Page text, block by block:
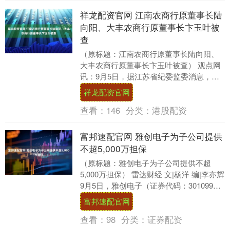
祥龙配资官网 江南农商行原董事长陆
向阳、大丰农商行原董事长卞玉叶被
查
（原标题：江南农商行原董事长陆向阳、
大丰农商行原董事长卞玉叶被查） 观点网
讯：9月5日，据江苏省纪委监委消息，江
南农村商业银行原党委书记、董事长陆向
阳，大丰农村....
祥龙配资官网
查看： 146 分类： 港股配资
富邦速配官网 雅创电子为子公司提供
不超5,000万担保
（原标题：雅创电子为子公司提供不超
5,000万担保） 雷达财经 文|杨洋 编|李亦辉
9月5日，雅创电子（证券代码：301099）
发布公告称，预计2025年度为....
富邦速配官网
查看： 98 分类： 证券配资